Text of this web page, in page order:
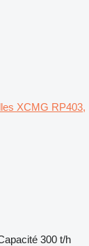
XCMG RP403,
300 t/h